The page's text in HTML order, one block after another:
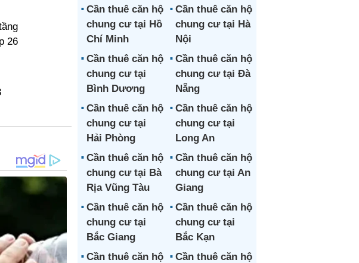
26
Cần thuê căn hộ
chung cư tại Hồ
Chí Minh
Cần thuê căn hộ
chung cư tại Hà
Nội
Cần thuê căn hộ
chung cư tại
Bình Dương
Cần thuê căn hộ
chung cư tại Đà
Nẵng
Cần thuê căn hộ
chung cư tại
Hải Phòng
Cần thuê căn hộ
chung cư tại
Long An
Cần thuê căn hộ
chung cư tại Bà
Rịa Vũng Tàu
Cần thuê căn hộ
chung cư tại An
Giang
Cần thuê căn hộ
chung cư tại
Bắc Giang
Cần thuê căn hộ
chung cư tại
Bắc Kạn
Cần thuê căn hộ
Cần thuê căn hộ